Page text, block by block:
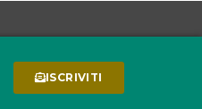
ISCRIVITI